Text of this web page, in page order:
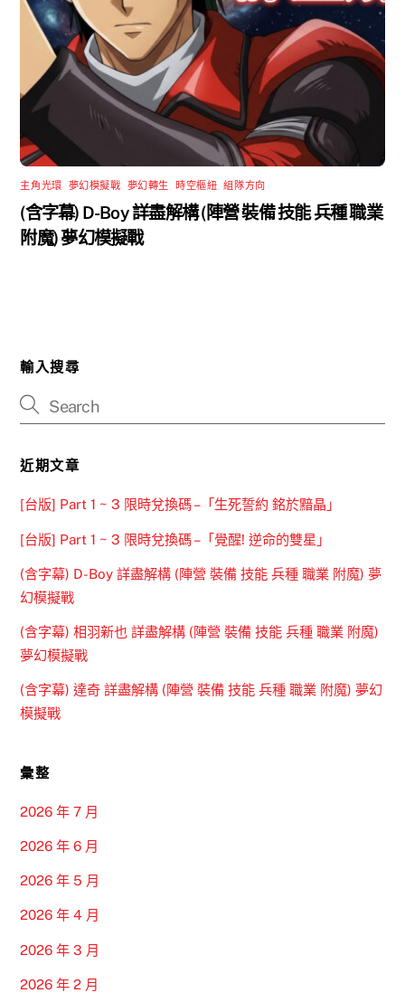
主角光環 夢幻模擬戰 夢幻轉生 時空樞紐 ,組隊方向
(含字幕) D-Boy 詳盡解構 (陣營 裝備 技能 兵種 職業
附魔) 夢幻模擬戰
輸入搜尋
近期文章
[台版] Part 1 ~ 3 限時兌換碼 –「生死誓約 銘於黯晶」
[台版] Part 1 ~ 3 限時兌換碼 –「覺醒! 逆命的雙星」
(含字幕) D-Boy 詳盡解構 (陣營 裝備 技能 兵種 職業 附魔) 夢
幻模擬戰
(含字幕) 相羽新也 詳盡解構 (陣營 裝備 技能 兵種 職業 附魔)
夢幻模擬戰
(含字幕) 達奇 詳盡解構 (陣營 裝備 技能 兵種 職業 附魔) 夢幻
模擬戰
彙整
2026 年 7 月
2026 年 6 月
2026 年 5 月
2026 年 4 月
2026 年 3 月
2026 年 2 月